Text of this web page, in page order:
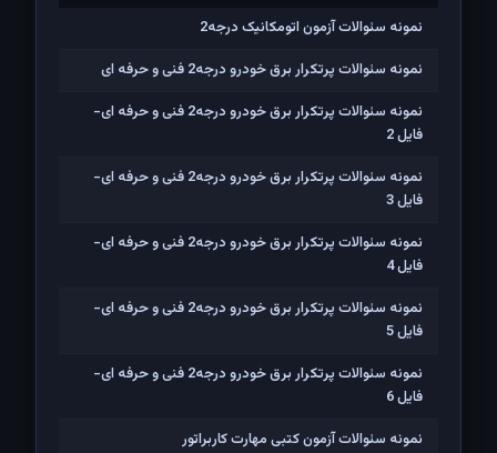
عنوان مطلب
نمونه سئوالات آزمون اتومکانیک درجه2
نمونه سئوالات پرتکرار برق خودرو درجه2 فنی و حرفه ای
نمونه سئوالات پرتکرار برق خودرو درجه2 فنی و حرفه ای-
فایل 2
نمونه سئوالات پرتکرار برق خودرو درجه2 فنی و حرفه ای-
فایل 3
نمونه سئوالات پرتکرار برق خودرو درجه2 فنی و حرفه ای-
فایل 4
نمونه سئوالات پرتکرار برق خودرو درجه2 فنی و حرفه ای-
فایل 5
نمونه سئوالات پرتکرار برق خودرو درجه2 فنی و حرفه ای-
فایل 6
نمونه سئوالات آزمون کتبی مهارت کاربراتور